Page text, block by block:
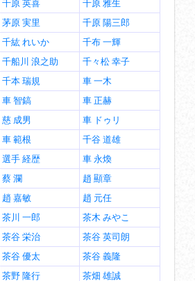
千原 英喜
千原 雅生
茅原 実里
千原 陽三郎
千紘 れいか
千布 一輝
千船川 浪之助
千々松 幸子
千本 瑞規
車 一木
車 智鎬
車 正赫
慈 成男
車 ドゥリ
車 範根
千谷 道雄
選手 経歴
車 永煥
蔡 瀾
趙 顯章
趙 嘉敏
趙 元任
茶川 一郎
茶木 みやこ
茶谷 栄治
茶谷 英司朗
茶谷 優太
茶谷 義隆
茶野 隆行 茶畑 雄誠